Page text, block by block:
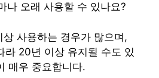
나 오래 사용할 수 있나요?
사용하는 경우가 많으며,
라 20년 이상 유지될 수도 있
매우 중요합니다.